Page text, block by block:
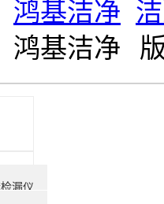
鸿基洁净
鸿基洁净